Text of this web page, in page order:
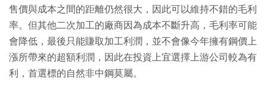
售價與成本之間的距離仍然很大，因此可以維持不錯的毛利
率。但其他二次加工的廠商因為成本不斷升高，毛利率可能
會降低，最後只能賺取加工利潤，並不會像今年擁有鋼價上
漲所帶來的超額利潤，因此在投資上宜選擇上游公司較為有
利，首選標的自然非中鋼莫屬。